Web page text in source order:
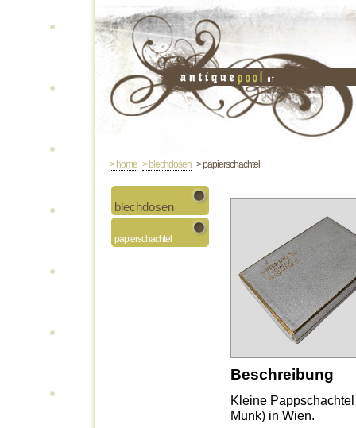
> home > blechdosen > papierschachtel
blechdosen
papierschachtel
Beschreibung
Kleine
Munk) in Wien.